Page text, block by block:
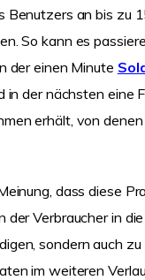
Benutzers an bis zu
So kann es
der einen Minute
in der nächsten eine
erhält, von
dass diese
der Verbraucher in
sondern auch zu
im weiteren